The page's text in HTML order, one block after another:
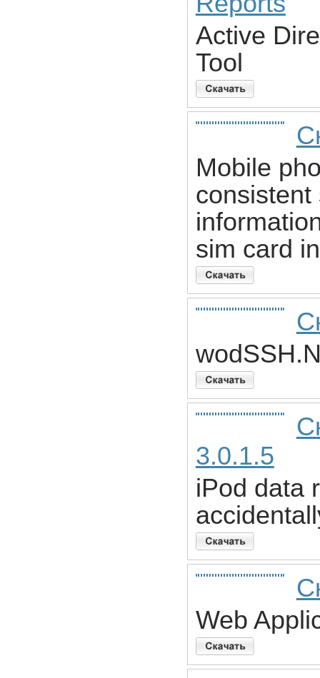
Active
Tool
Mobile
consistent
sim card
3.0.1.5
iPod data
Web